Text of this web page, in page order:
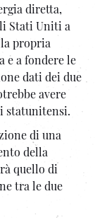
diretta,
Stati Uniti a
propria
e a fondere le
dati dei due
avere
statunitensi.
di una
della
quello di
tra le due